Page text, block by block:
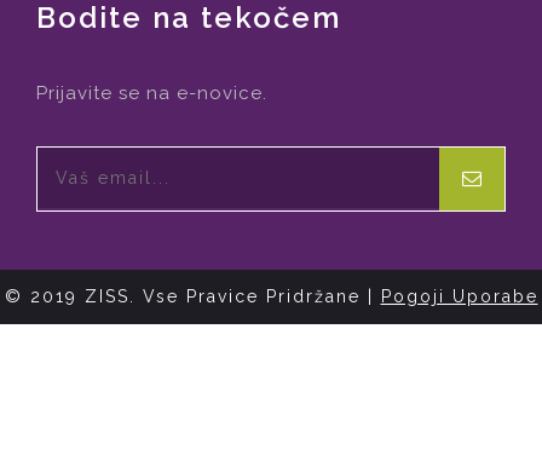
Bodite na tekočem
Prijavite se na e-novice.
© 2019 ZISS. Vse Pravice Pridržane | Pogoji Uporabe